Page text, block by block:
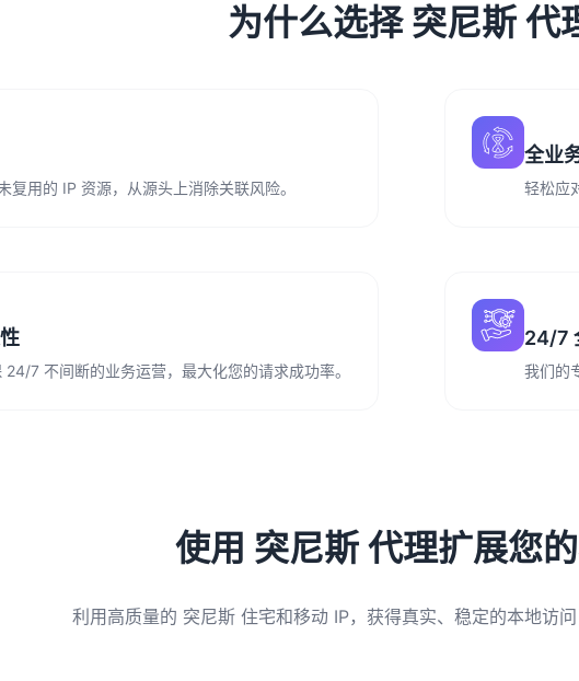
为什么选择 突尼斯 代
复用的 IP 资源，从源头上消除关联风险。
全业
轻松应
7 不间断的业务运营，最大化您的请求成功率。
24/7
我们的
使用 突尼斯 代理扩展您
利用高质量的 突尼斯 住宅和移动 IP，获得真实、稳定的本地访问